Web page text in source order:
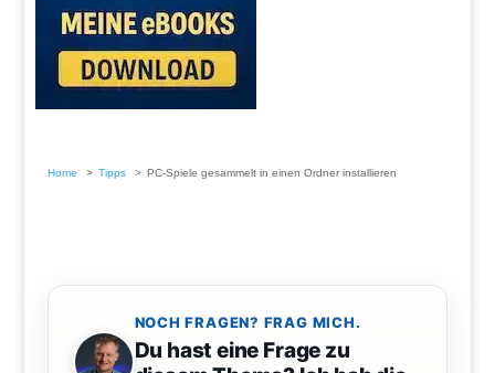
Home Tipps PC-Spiele gesammelt in einen Ordner installieren
NOCH FRAGEN? FRAG MICH.
Du hast eine Frage zu